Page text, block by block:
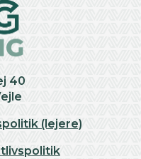
40
(lejere)